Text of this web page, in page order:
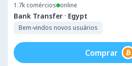
1.7k comércios online
Bank Transfer · Egypt
Bem-vindos novos usuários
Comprar